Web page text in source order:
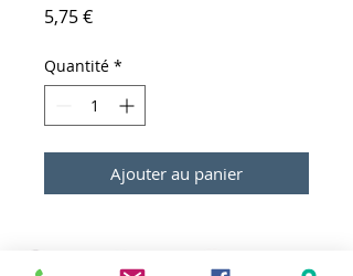
5,75 €Prix
Quantité *
Ajouter au panier